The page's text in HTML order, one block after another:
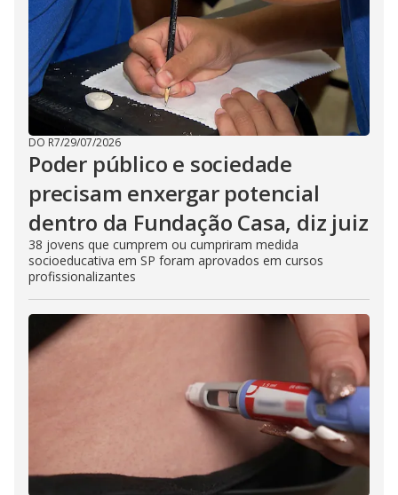
DO R7/29/07/2026
Poder público e sociedade
precisam enxergar potencial
dentro da Fundação Casa, diz juiz
38 jovens que cumprem ou cumpriram medida
socioeducativa em SP foram aprovados em cursos
profissionalizantes